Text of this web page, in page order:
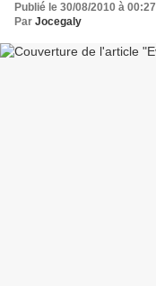
Publié le 30/08/2010 à 00:27
Par Jocegaly